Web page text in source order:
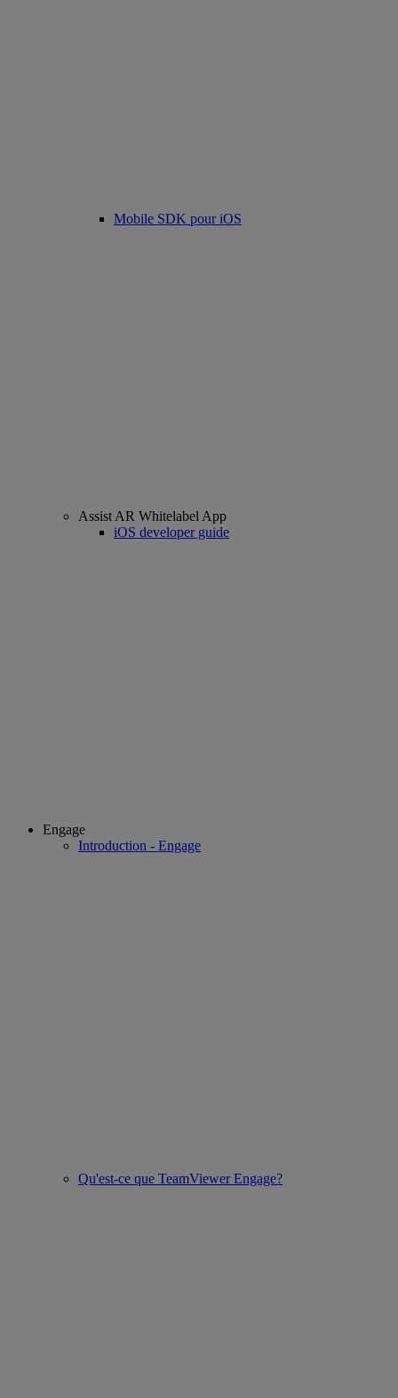
Mobile SDK pour iOS
Assist AR Whitelabel App
iOS developer guide
Engage
Introduction - Engage
Qu'est-ce que TeamViewer Engage?